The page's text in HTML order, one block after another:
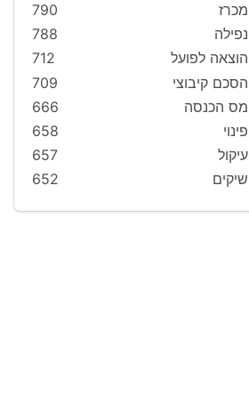
מכרז
790
נפילה
788
הוצאה לפועל
712
הסכם קיבוצי
709
מס הכנסה
666
פינוי
658
עיקול
657
שיקים
652